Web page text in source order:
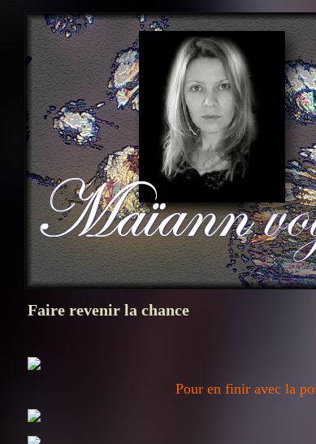
Faire revenir la chance
Pour en finir avec la